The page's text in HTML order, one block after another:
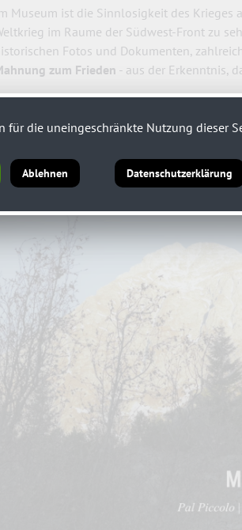
Museum ist die Sinnlosigkeit des
im Raume der Südwest-Front zu
Fotos und Dokumenten,
zum Frieden - aus der Erkenntnis,
am Plöckenpass
für die uneingeschränkte Nutzung dieser
Ablehnen Datenschutzerklärung